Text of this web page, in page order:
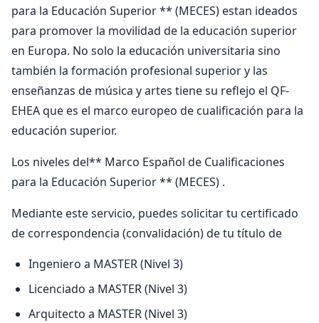
para la Educación Superior ** (MECES) estan ideados
para promover la movilidad de la educación superior
en Europa. No solo la educación universitaria sino
también la formación profesional superior y las
enseñanzas de música y artes tiene su reflejo el QF-
EHEA que es el marco europeo de cualificación para la
educación superior.
Los niveles del** Marco Español de Cualificaciones
para la Educación Superior ** (MECES) .
Mediante este servicio, puedes solicitar tu certificado
de correspondencia (convalidación) de tu título de
Ingeniero a MASTER (Nivel 3)
Licenciado a MASTER (Nivel 3)
Arquitecto a MASTER (Nivel 3)